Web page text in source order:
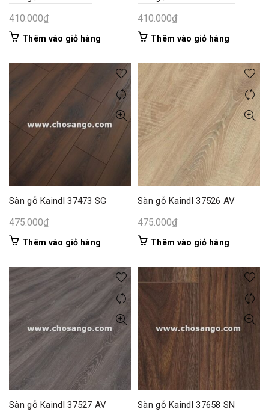
410.000₫
Thêm vào giỏ hàng
410.000₫
Thêm vào giỏ hàng
Sàn gỗ Kaindl 37473 SG
475.000₫
Thêm vào giỏ hàng
Sàn gỗ Kaindl 37526 AV
475.000₫
Thêm vào giỏ hàng
Sàn gỗ Kaindl 37527 AV Sàn gỗ Kaindl 37658 SN